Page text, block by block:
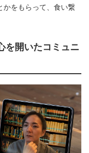
かをもらって、食い繋
を開いたコミュニ